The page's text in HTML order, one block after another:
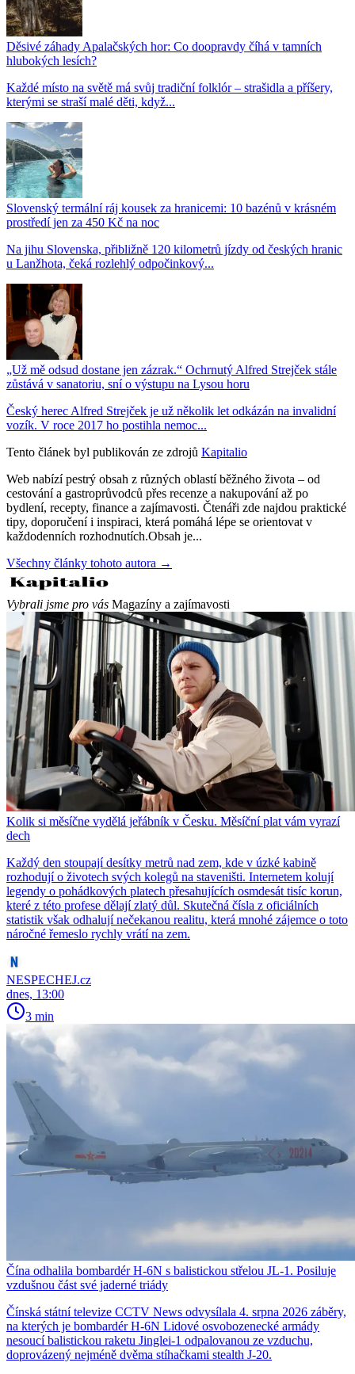
Děsivé záhady Apalačských hor: Co doopravdy číhá v tamních
hlubokých lesích?
Každé místo na světě má svůj tradiční folklór – strašidla a příšery,
kterými se straší malé děti, když...
Slovenský termální ráj kousek za hranicemi: 10 bazénů v krásném
prostředí jen za 450 Kč na noc
Na jihu Slovenska, přibližně 120 kilometrů jízdy od českých hranic
u Lanžhota, čeká rozlehlý odpočinkový...
„Už mě odsud dostane jen zázrak.“ Ochrnutý Alfred Strejček stále
zůstává v sanatoriu, sní o výstupu na Lysou horu
Český herec Alfred Strejček je už několik let odkázán na invalidní
vozík. V roce 2017 ho postihla nemoc...
Tento článek byl publikován ze zdrojů Kapitalio
Web nabízí pestrý obsah z různých oblastí běžného života – od
cestování a gastroprůvodců přes recenze a nakupování až po
bydlení, recepty, finance a zajímavosti. Čtenáři zde najdou praktické
tipy, doporučení i inspiraci, která pomáhá lépe se orientovat v
každodenních rozhodnutích.Obsah je...
Všechny články tohoto autora →
Vybrali jsme pro vás Magazíny a zajímavosti
Kolik si měsíčne vydělá jeřábník v Česku. Měsíční plat vám vyrazí
dech
Každý den stoupají desítky metrů nad zem, kde v úzké kabině
rozhodují o životech svých kolegů na staveništi. Internetem kolují
legendy o pohádkových platech přesahujících osmdesát tisíc korun,
které z této profese dělají zlatý důl. Skutečná čísla z oficiálních
statistik však odhalují nečekanou realitu, která mnohé zájemce o toto
náročné řemeslo rychly vrátí na zem.
NESPECHEJ.cz
dnes, 13:00
3 min
Čína odhalila bombardér H-6N s balistickou střelou JL-1. Posiluje
vzdušnou část své jaderné triády
Čínská státní televize CCTV News odvysílala 4. srpna 2026 záběry,
na kterých je bombardér H-6N Lidové osvobozenecké armády
nesoucí balistickou raketu Jinglei-1 odpalovanou ze vzduchu,
doprovázený nejméně dvěma stíhačkami stealth J-20.